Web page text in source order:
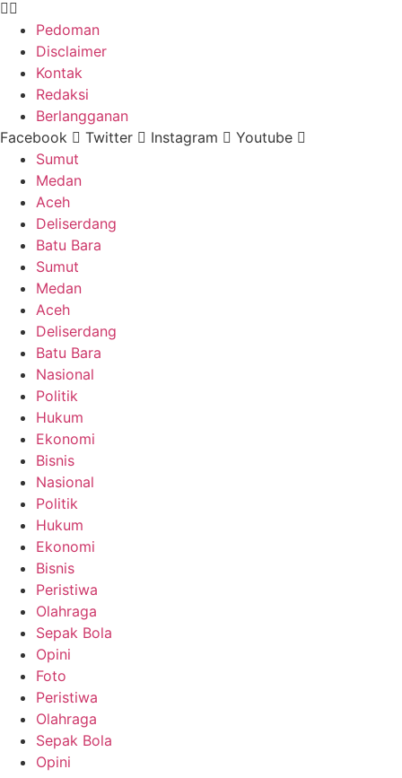
Pedoman
Disclaimer
Kontak
Redaksi
Berlangganan
Facebook
Twitter Instagram
Youtube
Sumut
Medan
Aceh
Deliserdang
Batu Bara
Sumut
Medan
Aceh
Deliserdang
Batu Bara
Nasional
Politik
Hukum
Ekonomi
Bisnis
Nasional
Politik
Hukum
Ekonomi
Bisnis
Peristiwa
Olahraga
Sepak Bola
Opini
Foto
Peristiwa
Olahraga
Sepak Bola
Opini